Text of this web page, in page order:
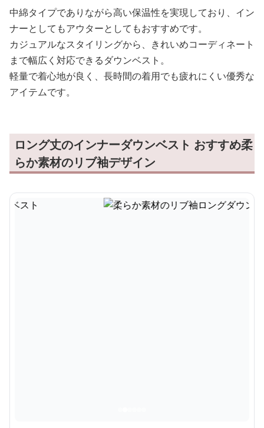
中綿タイプでありながら高い保温性を実現しており、イン
ナーとしてもアウターとしてもおすすめです。
カジュアルなスタイリングから、きれいめコーディネート
まで幅広く対応できるダウンベスト。
軽量で着心地が良く、長時間の着用でも疲れにくい優秀な
アイテムです。
ロング丈のインナーダウンベスト おすすめ柔
らか素材のリブ袖デザイン